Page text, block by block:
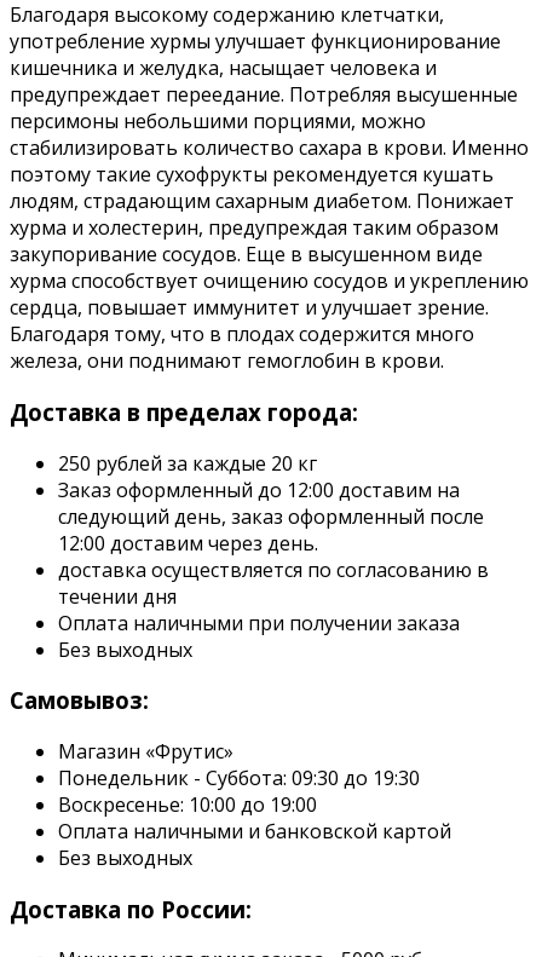
Благодаря высокому содержанию клетчатки,
употребление хурмы улучшает функционирование
кишечника и желудка, насыщает человека и
предупреждает переедание. Потребляя высушенные
персимоны небольшими порциями, можно
стабилизировать количество сахара в крови. Именно
поэтому такие сухофрукты рекомендуется кушать
людям, страдающим сахарным диабетом. Понижает
хурма и холестерин, предупреждая таким образом
закупоривание сосудов. Еще в высушенном виде
хурма способствует очищению сосудов и укреплению
сердца, повышает иммунитет и улучшает зрение.
Благодаря тому, что в плодах содержится много
железа, они поднимают гемоглобин в крови.
Доставка в пределах города:
250 рублей за каждые 20 кг
Заказ оформленный до 12:00 доставим на
следующий день, заказ оформленный после
12:00 доставим через день.
доставка осуществляется по согласованию в
течении дня
Оплата наличными при получении заказа
Без выходных
Самовывоз:
Магазин «Фрутис»
Понедельник - Суббота: 09:30 до 19:30
Воскресенье: 10:00 до 19:00
Оплата наличными и банковской картой
Без выходных
Доставка по России: